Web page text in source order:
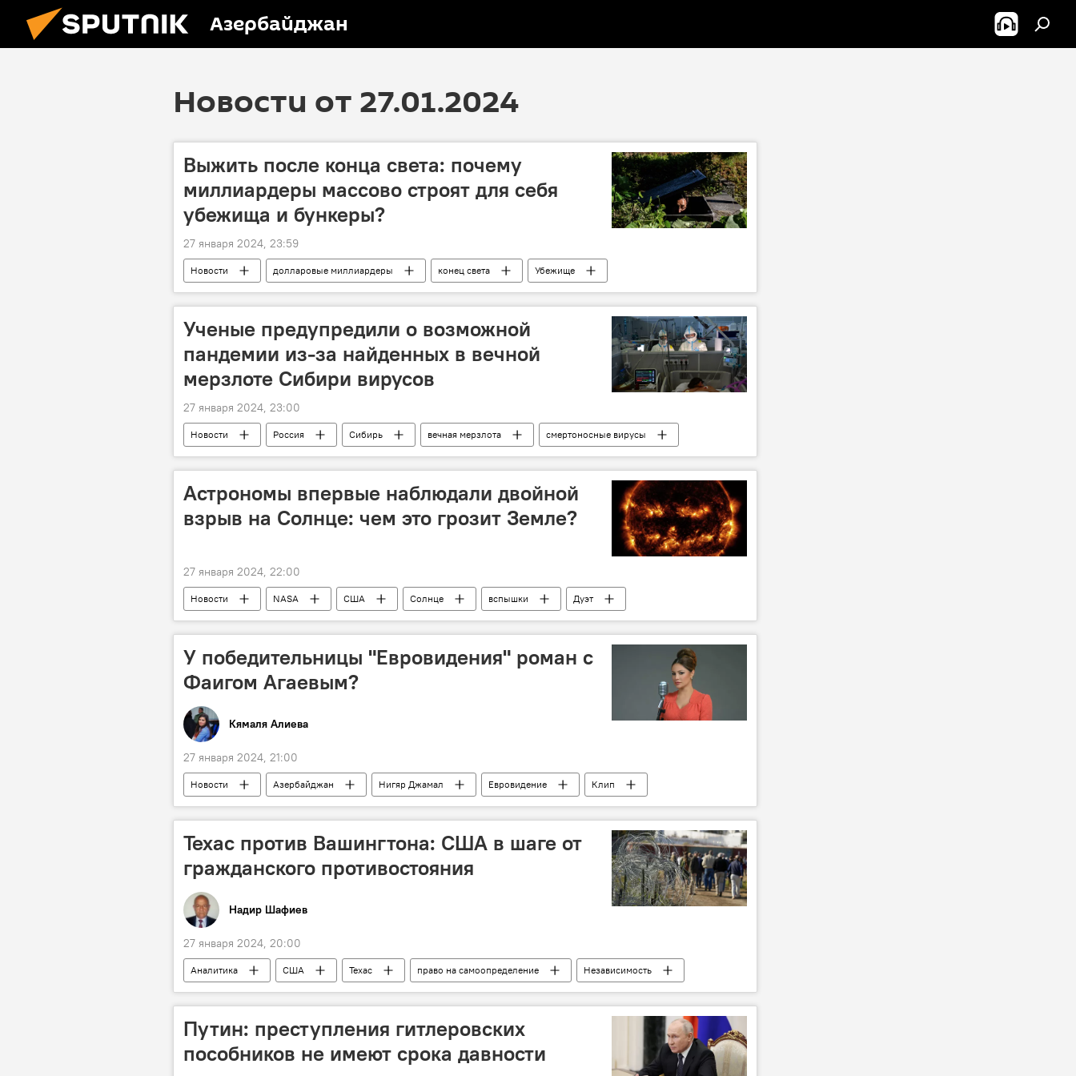
Азербайджан
Новости от 27.01.2024
Выжить после конца света: почему
миллиардеры массово строят для себя
убежища и бункеры?
27 января 2024, 23:59
Новости долларовые миллиардеры конец света
Убежище
Марк Цукерберг
Новая Зеландия Общество США
Ученые предупредили о возможной
пандемии из-за найденных в вечной
мерзлоте Сибири вирусов
27 января 2024, 23:00
Новости Россия Сибирь вечная мерзлота
смертоносные вирусы
Угроза
Ученые Предупреждение пандемия
Медицина
Астрономы впервые наблюдали двойной
взрыв на Солнце: чем это грозит Земле?
27 января 2024, 22:00
Новости NASA США Солнце вспышки
Дуэт
Астрономы
Наблюдение Предупреждение Земля
последствия
У победительницы "Евровидения" роман с
Фаигом Агаевым?
Кямаля Алиева
27 января 2024, 21:00
Новости Азербайджан Нигяр Джамал Евровидение
Клип
Презентация
Фаиг Агаев песня
Техас против Вашингтона: США в шаге от
гражданского противостояния
Надир Шафиев
27 января 2024, 20:00
Аналитика США Техас право на самоопределение
Независимость
Требование
Вашингтон Гражданская война Политика
Граница
Путин: преступления гитлеровских
пособников не имеют срока давности